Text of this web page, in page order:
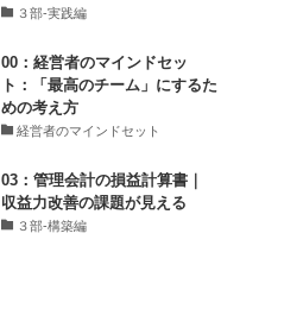
３部-実践編
00：経営者のマインドセッ
ト：「最高のチーム」にするた
めの考え方
経営者のマインドセット
03：管理会計の損益計算書｜
収益力改善の課題が見える
３部-構築編